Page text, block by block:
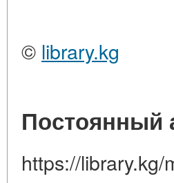
© library.kg
Постоянный
https://